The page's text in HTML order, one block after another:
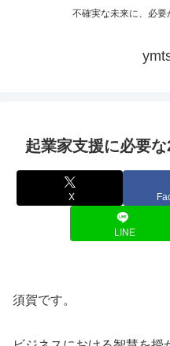
不確実な未来に、必要
起業家支援に必要な
X
LINE
須賀です。